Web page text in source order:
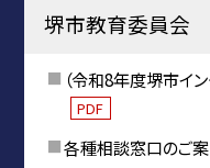
堺市教育委員会
（令和8年度堺市イ
PDF
各種相談窓口のご